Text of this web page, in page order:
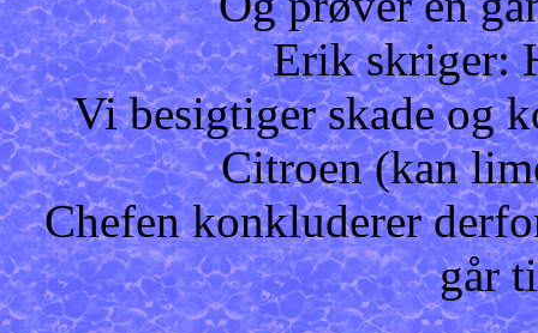
Erik skriger:
Vi besigtiger skade og
Citroen (kan
Chefen konkluderer
går